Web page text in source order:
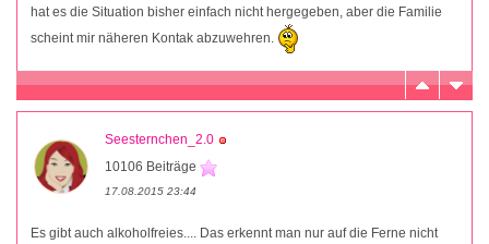
hat es die Situation bisher einfach nicht hergegeben, aber die Familie
scheint mir näheren Kontak abzuwehren.
Seesternchen_2.0
10106 Beiträge
17.08.2015 23:44
Es gibt auch alkoholfreies.... Das erkennt man nur auf die Ferne nicht